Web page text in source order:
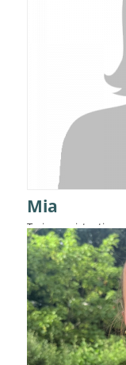
Mia
Trainerassistentin
Details